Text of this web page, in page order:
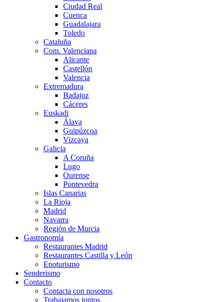
Ciudad Real
Cuenca
Guadalajara
Toledo
Cataluña
Com. Valenciana
Alicante
Castellón
Valencia
Extremadura
Badajoz
Cáceres
Euskadi
Álava
Guipúzcoa
Vizcaya
Galicia
A Coruña
Lugo
Ourense
Pontevedra
Islas Canarias
La Rioja
Madrid
Navarra
Región de Murcia
Gastronomía
Restaurantes Madrid
Restaurantes Castilla y León
Enoturismo
Senderismo
Contacto
Contacta con nosotros
Trabajamos juntos